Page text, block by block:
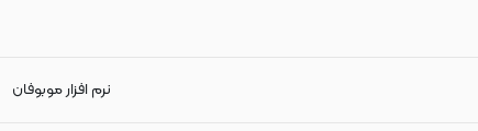
نرم افزار موبوفان